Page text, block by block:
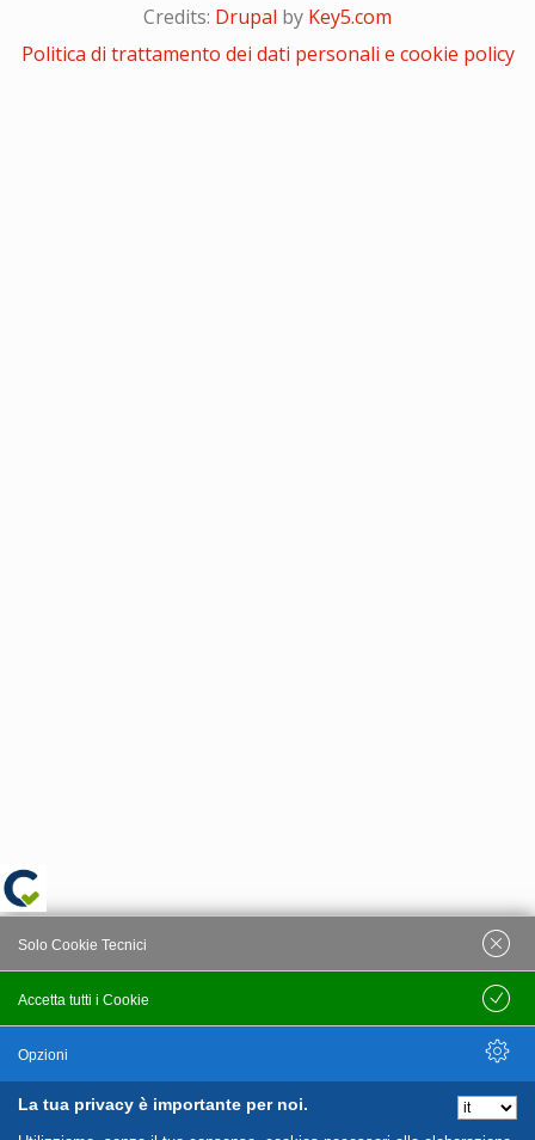
Credits: Drupal by Key5.com
Politica di trattamento dei dati personali e cookie policy
La tua privacy è importante per noi.
Accetta tutti i Cookie
Solo Cookie Tecnici
Salva
Opzioni
Nascondi Opzioni